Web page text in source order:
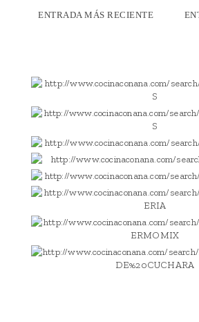
ENTRADA MÁS RECIENTE